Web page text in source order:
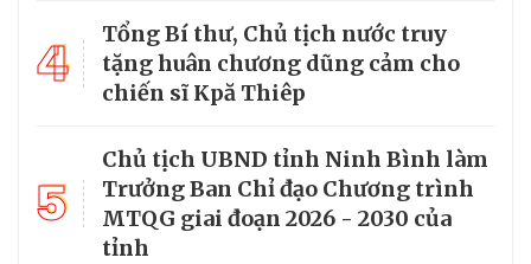
4
Tổng Bí thư, Chủ tịch nước truy
tặng huân chương dũng cảm cho
chiến sĩ Kpă Thiêp
5
Chủ tịch UBND tỉnh Ninh Bình làm
Trưởng Ban Chỉ đạo Chương trình
MTQG giai đoạn 2026 - 2030 của
tỉnh